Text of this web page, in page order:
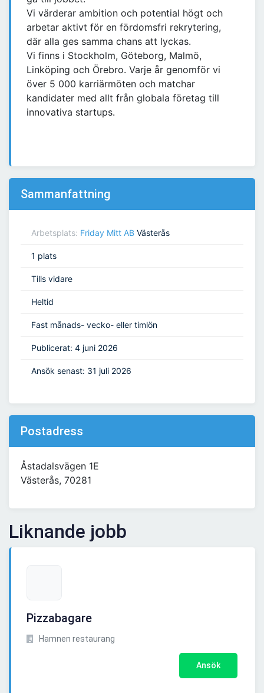
Vi värderar ambition och potential högt och
arbetar aktivt för en fördomsfri rekrytering,
där alla ges samma chans att lyckas.
Vi finns i Stockholm, Göteborg, Malmö,
Linköping och Örebro. Varje år genomför vi
över 5 000 karriärmöten och matchar
kandidater med allt från globala företag till
innovativa startups.
Sammanfattning
Arbetsplats: Friday Mitt AB Västerås
1 plats
Tills vidare
Heltid
Fast månads- vecko- eller timlön
Publicerat: 4 juni 2026
Ansök senast: 31 juli 2026
Postadress
Åstadalsvägen 1E
Västerås, 70281
Liknande jobb
Pizzabagare
Hamnen restaurang
Ansök